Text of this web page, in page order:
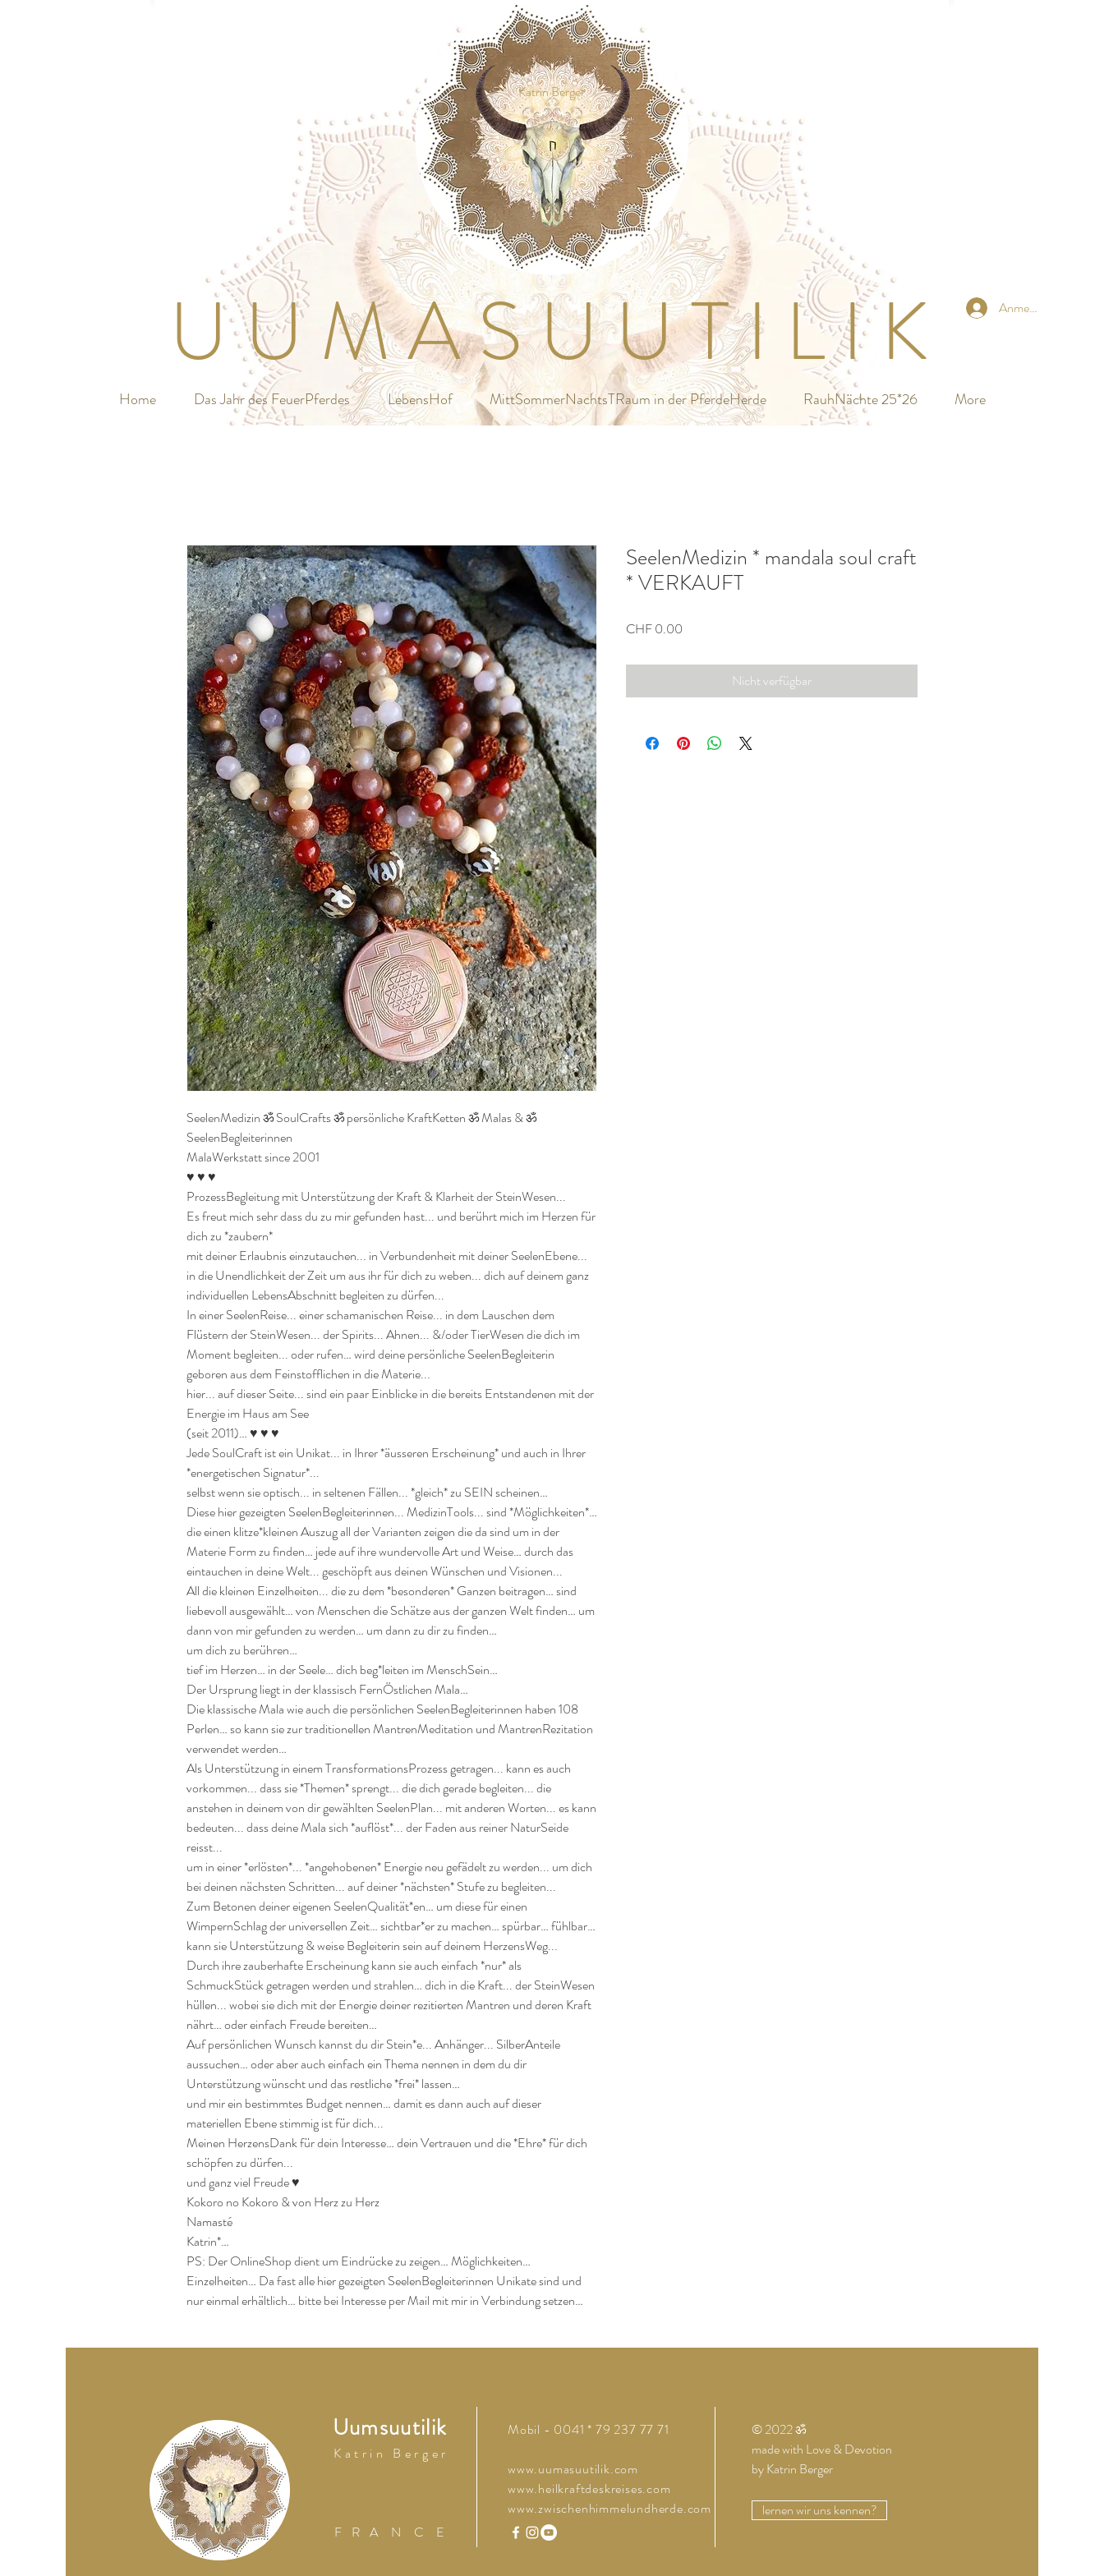
Katrin Berger
U U M A S U U T I L I K Anmelden
Home Das Jahr des FeuerPferdes LebensHof MittSommerNachtsTRaum in der PferdeHerde RauhNächte 25*26 More
SeelenMedizin ॐ SoulCrafts ॐ persönliche KraftKetten ॐ Malas & ॐ
SeelenBegleiterinnen
MalaWerkstatt since 2001
♥ ♥ ♥
ProzessBegleitung mit Unterstützung der Kraft & Klarheit der SteinWesen...
Es freut mich sehr dass du zu mir gefunden hast... und berührt mich im Herzen für
dich zu *zaubern*
mit deiner Erlaubnis einzutauchen... in Verbundenheit mit deiner SeelenEbene...
in die Unendlichkeit der Zeit um aus ihr für dich zu weben... dich auf deinem ganz
individuellen LebensAbschnitt begleiten zu dürfen...
In einer SeelenReise... einer schamanischen Reise... in dem Lauschen dem
Flüstern der SteinWesen... der Spirits... Ahnen... &/oder TierWesen die dich im
Moment begleiten... oder rufen… wird deine persönliche SeelenBegleiterin
geboren aus dem Feinstofflichen in die Materie...
hier... auf dieser Seite... sind ein paar Einblicke in die bereits Entstandenen mit der
Energie im Haus am See
(seit 2011)… ♥ ♥ ♥
Jede SoulCraft ist ein Unikat... in Ihrer *äusseren Erscheinung* und auch in Ihrer
*energetischen Signatur*...
selbst wenn sie optisch... in seltenen Fällen... *gleich* zu SEIN scheinen…
Diese hier gezeigten SeelenBegleiterinnen... MedizinTools... sind *Möglichkeiten*…
die einen klitze*kleinen Auszug all der Varianten zeigen die da sind um in der
Materie Form zu finden… jede auf ihre wundervolle Art und Weise… durch das
eintauchen in deine Welt... geschöpft aus deinen Wünschen und Visionen...
All die kleinen Einzelheiten... die zu dem *besonderen* Ganzen beitragen… sind
liebevoll ausgewählt… von Menschen die Schätze aus der ganzen Welt finden… um
dann von mir gefunden zu werden… um dann zu dir zu finden…
um dich zu berühren…
tief im Herzen… in der Seele… dich beg*leiten im MenschSein…
Der Ursprung liegt in der klassisch FernÖstlichen Mala…
Die klassische Mala wie auch die persönlichen SeelenBegleiterinnen haben 108
Perlen… so kann sie zur traditionellen MantrenMeditation und MantrenRezitation
verwendet werden…
Als Unterstützung in einem TransformationsProzess getragen... kann es auch
vorkommen... dass sie *Themen* sprengt... die dich gerade begleiten... die
anstehen in deinem von dir gewählten SeelenPlan... mit anderen Worten... es kann
bedeuten... dass deine Mala sich *auflöst*... der Faden aus reiner NaturSeide
reisst...
um in einer *erlösten*... *angehobenen* Energie neu gefädelt zu werden... um dich
bei deinen nächsten Schritten... auf deiner *nächsten* Stufe zu begleiten...
Zum Betonen deiner eigenen SeelenQualität*en… um diese für einen
WimpernSchlag der universellen Zeit… sichtbar*er zu machen… spürbar… fühlbar…
kann sie Unterstützung & weise Begleiterin sein auf deinem HerzensWeg...
Durch ihre zauberhafte Erscheinung kann sie auch einfach *nur* als
SchmuckStück getragen werden und strahlen… dich in die Kraft... der SteinWesen
hüllen... wobei sie dich mit der Energie deiner rezitierten Mantren und deren Kraft
nährt… oder einfach Freude bereiten…
Auf persönlichen Wunsch kannst du dir Stein*e... Anhänger... SilberAnteile
aussuchen… oder aber auch einfach ein Thema nennen in dem du dir
Unterstützung wünscht und das restliche *frei* lassen…
und mir ein bestimmtes Budget nennen… damit es dann auch auf dieser
materiellen Ebene stimmig ist für dich...
Meinen HerzensDank für dein Interesse… dein Vertrauen und die *Ehre* für dich
schöpfen zu dürfen...
und ganz viel Freude ♥
Kokoro no Kokoro & von Herz zu Herz
Namasté
Katrin*…
PS: Der OnlineShop dient um Eindrücke zu zeigen… Möglichkeiten…
Einzelheiten… Da fast alle hier gezeigten SeelenBegleiterinnen Unikate sind und
nur einmal erhältlich… bitte bei Interesse per Mail mit mir in Verbindung setzen…
SeelenMedizin * mandala soul craft
* VERKAUFT
CHF 0.00
Nicht verfügbar
Uumsuutilik
K a t r i n B e r g e r
F R A N C E
Mobil - 0041 * 79 237 77 71
www.uumasuutilik.com
www.heilkraftdeskreises.com
www.zwischenhimmelundherde.com
© 2022 ॐ
made with Love & Devotion
by Katrin Berger
lernen wir uns kennen?